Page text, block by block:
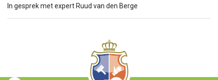
In gesprek met expert Ruud van den Berge